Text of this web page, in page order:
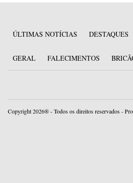
ÚLTIMAS NOTÍCIAS DESTAQUES
GERAL FALECIMENTOS
Copyright 2026® - Todos os direitos reservados -